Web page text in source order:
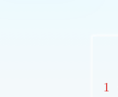
1